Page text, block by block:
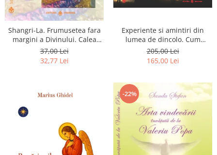
Shangri-La. Frumusetea fara
margini a Divinului. Calea
catre fericire
37,00 Lei
32,77 Lei
Experiente si amintiri din
lumea de dincolo. Cum
obtinem puteri
extrasenzoriale - cu exercitii
205,00 Lei
165,00 Lei
-22%